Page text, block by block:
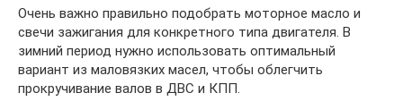
Очень важно правильно подобрать моторное масло и
свечи зажигания для конкретного типа двигателя. В
зимний период нужно использовать оптимальный
вариант из маловязких масел, чтобы облегчить
прокручивание валов в ДВС и КПП.